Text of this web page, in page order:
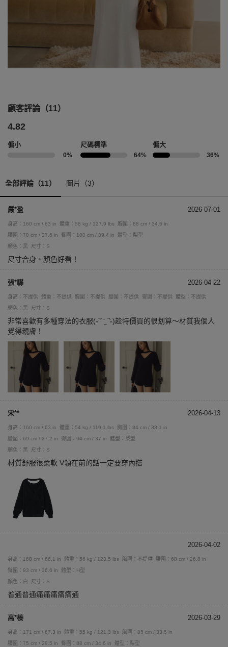
顧客評論（11）
4.82
偏小
0%
尺碼標準
64%
偏大
36%
全部評論（11） 圖片（3）
嚴*盈 2026-07-01
身高：160 cm / 63 in 體重：58 kg / 127.9 lbs
胸圍：88 cm / 34.6 in
腰圍：70 cm / 27.6 in
臀圍：100 cm / 39.4 in
體型：梨型
顏色：黑
尺寸：S
尺寸合身、顏色好看！
張*驊 2026-04-22
身高：不提供 體重：不提供 胸圍：不提供 腰圍：不提供 臀圍：不提供
體型：不提供
顏色：黑
尺寸：S
非常喜歡有多種穿法的衣服(˶‾᷄ ⁻̫ ‾᷅˵)趁特價買的很划算～材質我個人
覺得親膚！
宋** 2026-04-13
身高：160 cm / 63 in 體重：54 kg / 119.1 lbs
胸圍：84 cm / 33.1 in
腰圍：69 cm / 27.2 in
臀圍：94 cm / 37 in
體型：梨型
顏色：黑
尺寸：S
材質舒服很柔軟 V領在前的話一定要穿內搭
2026-04-02
身高：168 cm / 66.1 in 體重：56 kg / 123.5 lbs 胸圍：不提供
腰圍：68 cm / 26.8 in
臀圍：93 cm / 36.6 in
體型：H型
顏色：白
尺寸：S
普通普通痛痛痛痛痛通
高*榛 2026-03-29
身高：171 cm / 67.3 in 體重：55 kg / 121.3 lbs
胸圍：85 cm / 33.5 in
腰圍：75 cm / 29.5 in
臀圍：88 cm / 34.6 in
體型：梨型